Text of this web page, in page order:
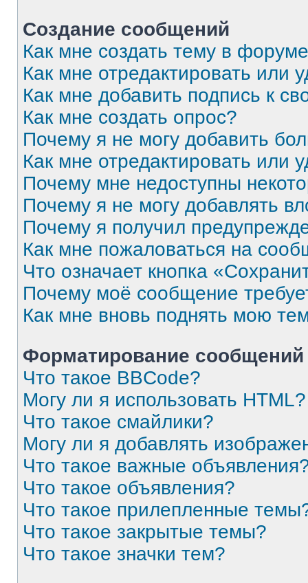
Создание сообщений
Как мне создать тему в
Как мне отредактировать или
Как мне добавить подпись к
Как мне создать опрос?
Почему я не могу добавить
Как мне отредактировать или
Почему мне недоступны
Почему я не могу добавлять
Почему я получил
Как мне пожаловаться на
Что означает кнопка
Почему моё сообщение
Как мне вновь поднять мою
Форматирование
Что такое BBCode?
Могу ли я использовать HTML?
Что такое смайлики?
Могу ли я добавлять
Что такое важные
Что такое объявления?
Что такое прилепленные
Что такое закрытые темы?
Что такое значки тем?